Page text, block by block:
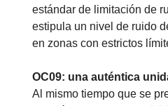
estándar de limitación de
estipula un nivel de ruido
en zonas con estrictos
OC09: una auténtica
Al mismo tiempo que se